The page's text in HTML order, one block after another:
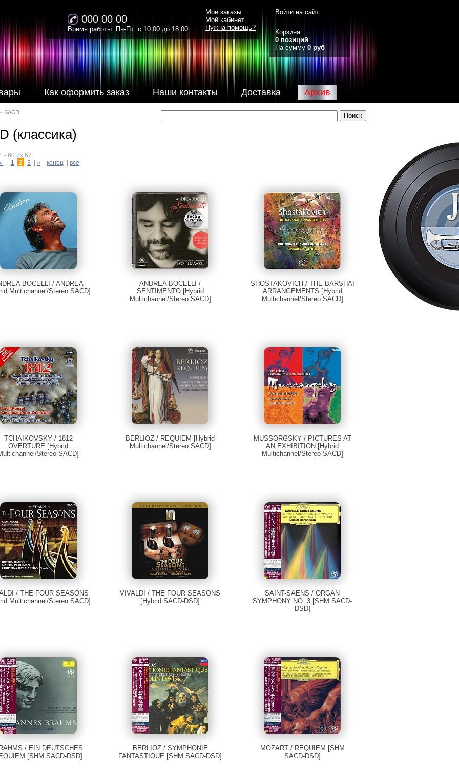
000 00 00
Время работы: Пн-Пт с 10.00 до 18.00
Как оформить заказ Наши контакты Доставка Архив
Мои заказы
Мой кабинет
Нужна помощь?
Войти на сайт
Корзина
0 позиций
На сумму 0 руб
– SACD
(классика)
- 60 из 62
«
1 2 3 » конец все
BOCELLI / ANDREA
Multichannel/Stereo SACD]
ANDREA BOCELLI /
SENTIMENTO [Hybrid
Multichannel/Stereo SACD]
SHOSTAKOVICH / THE BARSHAI
ARRANGEMENTS [Hybrid
Multichannel/Stereo SACD]
TCHAIKOVSKY / 1812
OVERTURE [Hybrid
Stereo SACD]
BERLIOZ / REQUIEM [Hybrid
Multichannel/Stereo SACD]
MUSSORGSKY / PICTURES AT
AN EXHIBITION [Hybrid
Multichannel/Stereo SACD]
/ THE FOUR SEASONS
Multichannel/Stereo SACD]
VIVALDI / THE FOUR SEASONS
[Hybrid SACD-DSD]
SAINT-SAENS / ORGAN
SYMPHONY NO. 3 [SHM SACD-
DSD]
/ EIN DEUTSCHES
[SHM SACD-DSD]
BERLIOZ / SYMPHONIE
FANTASTIQUE [SHM SACD-DSD]
MOZART / REQUIEM [SHM
SACD-DSD]